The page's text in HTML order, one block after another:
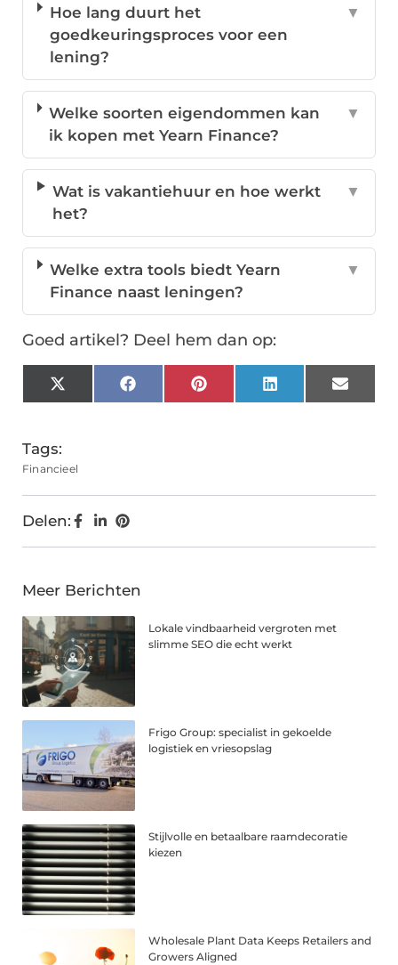
Hoe lang duurt het
goedkeuringsproces voor een
lening?
▼
Welke soorten eigendommen kan
ik kopen met Yearn Finance?
▼
Wat is vakantiehuur en hoe werkt
het?
▼
Welke extra tools biedt Yearn
Finance naast leningen?
▼
Goed artikel? Deel hem dan op:
X
(Twitter)
FacebookPinterestLinkedInEmail
Tags:
Financieel
Delen:
Meer Berichten
Lokale vindbaarheid vergroten met
slimme SEO die echt werkt
Frigo Group: specialist in gekoelde
logistiek en vriesopslag
Stijlvolle en betaalbare raamdecoratie
kiezen
Wholesale Plant Data Keeps Retailers and
Growers Aligned